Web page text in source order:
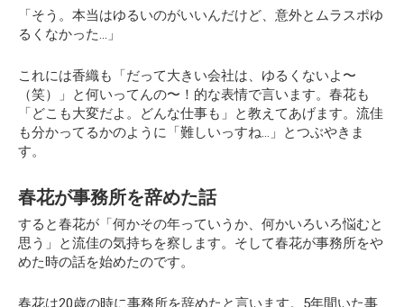
「そう。本当はゆるいのがいいんだけど、意外とムラスポゆ
るくなかった…」
これには香織も「だって大きい会社は、ゆるくないよ〜
（笑）」と何いってんの〜！的な表情で言います。春花も
「どこも大変だよ。どんな仕事も」と教えてあげます。流佳
も分かってるかのように「難しいっすね…」とつぶやきま
す。
春花が事務所を辞めた話
すると春花が「何かその年っていうか、何かいろいろ悩むと
思う」と流佳の気持ちを察します。そして春花が事務所をや
めた時の話を始めたのです。